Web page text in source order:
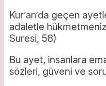
Kur’an’da geçen
adaletle
Suresi, 58)
Bu ayet, insanlara
sözleri, güveni ve